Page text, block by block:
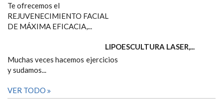
Te ofrecemos el
REJUVENECIMIENTO FACIAL
DE MÁXIMA EFICACIA,...
LIPOESCULTURA LASER,...
Muchas veces hacemos ejercicios
y sudamos...
VER TODO